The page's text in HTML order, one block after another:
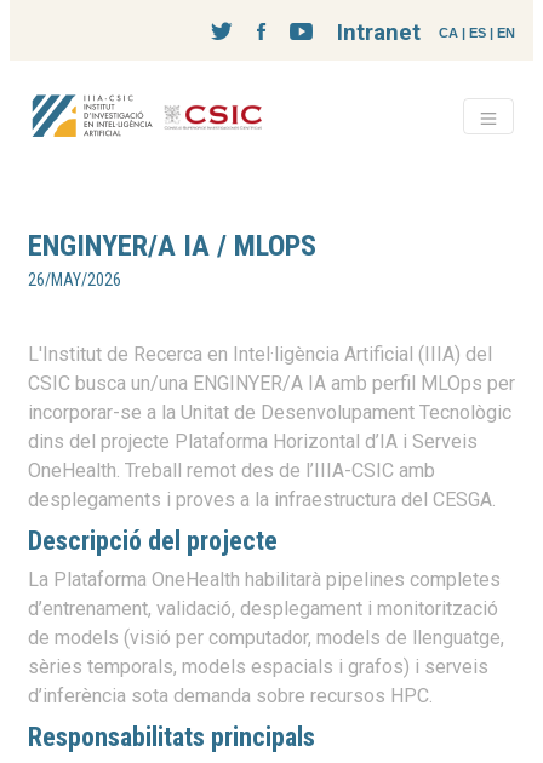
CA | ES | EN
Intranet
ENGINYER/A IA / MLOPS
26/MAY/2026
L'Institut de Recerca en Intel·ligència Artificial (IIIA) del
CSIC busca un/una ENGINYER/A IA amb perfil MLOps per
incorporar-se a la Unitat de Desenvolupament Tecnològic
dins del projecte Plataforma Horizontal d’IA i Serveis
OneHealth. Treball remot des de l’IIIA-CSIC amb
desplegaments i proves a la infraestructura del CESGA.
Descripció del projecte
La Plataforma OneHealth habilitarà pipelines completes
d’entrenament, validació, desplegament i monitorització
de models (visió per computador, models de llenguatge,
sèries temporals, models espacials i grafos) i serveis
d’inferència sota demanda sobre recursos HPC.
Responsabilitats principals